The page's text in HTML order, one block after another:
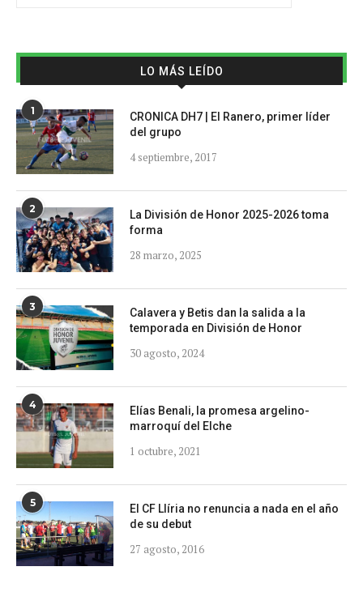
LO MÁS LEÍDO
1
CRONICA DH7 | El Ranero, primer líder
del grupo
4 septiembre, 2017
2
La División de Honor 2025-2026 toma
forma
28 marzo, 2025
3
Calavera y Betis dan la salida a la
temporada en División de Honor
30 agosto, 2024
4
Elías Benali, la promesa argelino-
marroquí del Elche
1 octubre, 2021
5
El CF Llíria no renuncia a nada en el año
de su debut
27 agosto, 2016